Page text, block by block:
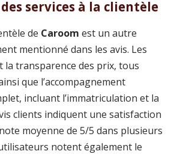
services à la clientèle
de Caroom est un autre
mentionné dans les avis. Les
la transparence des prix, tous
que l’accompagnement
incluant l’immatriculation et la
clients indiquent une satisfaction
moyenne de 5/5 dans plusieurs
notent également le